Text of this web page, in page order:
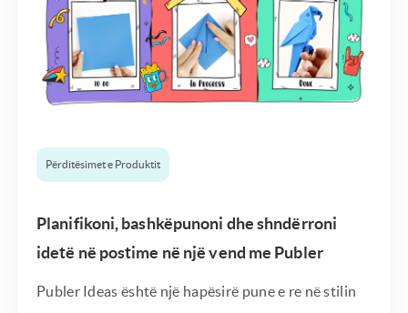
Përditësimet e Produktit
Planifikoni, bashkëpunoni dhe shndërroni
idetë në postime në një vend me Publer
Publer Ideas është një hapësirë ​​pune e re në stilin